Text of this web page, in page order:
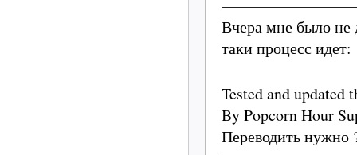
Вчера мне было не
таки процесс идет:
Tested and updated
By Popcorn Hour
Переводить нужно